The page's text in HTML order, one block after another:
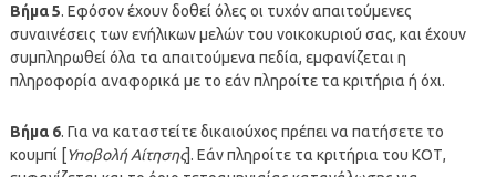
Βήμα 5. Εφόσον έχουν δοθεί όλες οι τυχόν απαιτούμενες
συναινέσεις των ενήλικων μελών του νοικοκυριού σας, και έχουν
συμπληρωθεί όλα τα απαιτούμενα πεδία, εμφανίζεται η
πληροφορία αναφορικά με το εάν πληροίτε τα κριτήρια ή όχι.
Βήμα 6. Για να καταστείτε δικαιούχος πρέπει να πατήσετε το
κουμπί [Υποβολή Αίτησης]. Εάν πληροίτε τα κριτήρια του ΚΟΤ,